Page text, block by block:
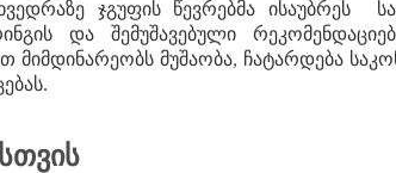
ჯგუფის წევრებმა ისაუბრეს
და შემუშავებული
მიმდინარეობს მუშაობა, ჩატარდება